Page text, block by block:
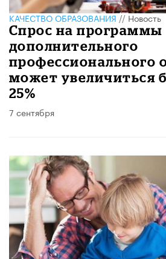
КАЧЕСТВО ОБРАЗОВАНИЯ//Новость
Спрос на программы
дополнительного
профессионального
может увеличиться
25%
7 сентября